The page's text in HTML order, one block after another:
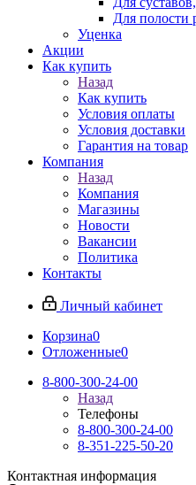
Для полости
Уценка
Акции
Как купить
Назад
Как купить
Условия оплаты
Условия доставки
Гарантия на товар
Компания
Назад
Компания
Магазины
Новости
Вакансии
Политика
Контакты
Личный кабинет
Корзина0
Отложенные0
8-800-300-24-00
Назад
Телефоны
8-800-300-24-00
8-351-225-50-20
Контактная информация